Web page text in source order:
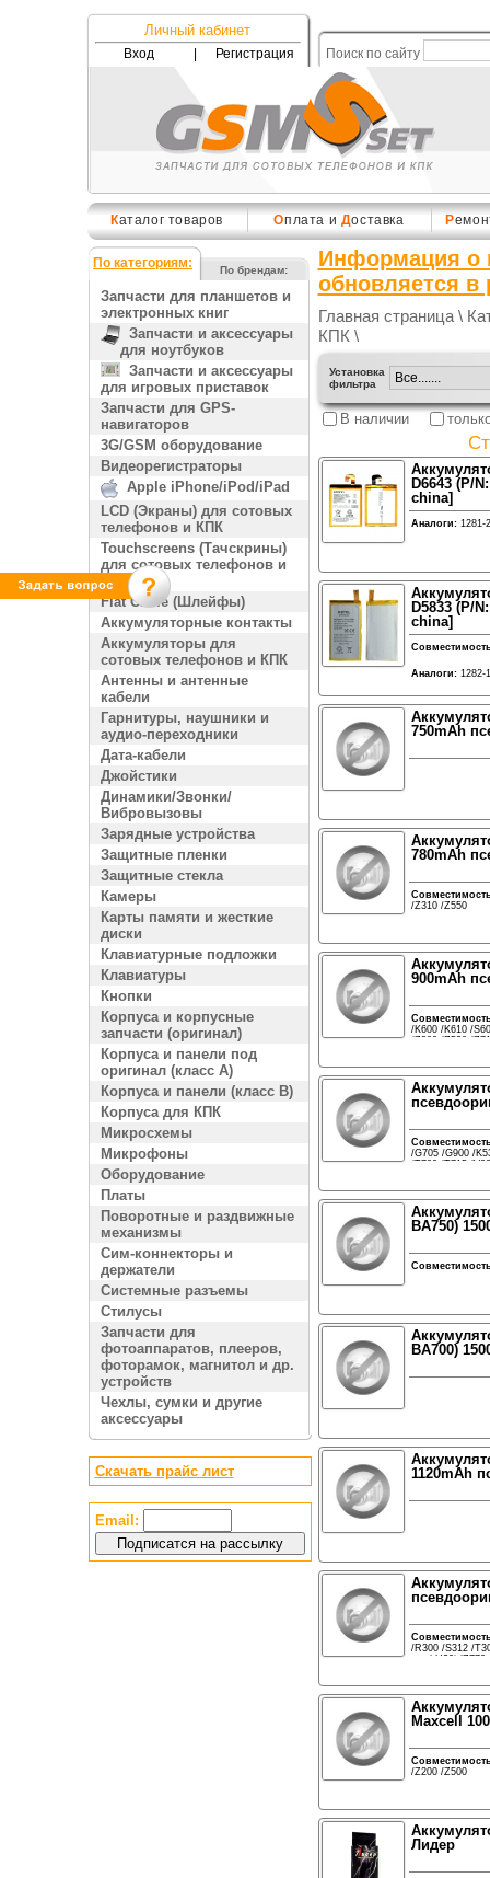
Личный кабинет
Вход Регистрация Поиск по сайту
Каталог товаров Оплата и Доставка Р
По категориям: По брендам:
Запчасти для планшетов и
электронных книг
Запчасти и аксессуары
для ноутбуков
Запчасти и аксессуары
для игровых приставок
Запчасти для GPS-
навигаторов
3G/GSM оборудование
Видеорегистраторы
Apple iPhone/iPod/iPad
LCD (Экраны) для сотовых
телефонов и КПК
Touchscreens (Тачскрины)
для сотовых телефонов и
КПК
Flat Cable (Шлейфы)
Аккумуляторные контакты
Аккумуляторы для
сотовых телефонов и КПК
Антенны и антенные
кабели
Гарнитуры, наушники и
аудио-переходники
Дата-кабели
Джойстики
Динамики/Звонки/
Вибровызовы
Зарядные устройства
Защитные пленки
Защитные стекла
Камеры
Карты памяти и жесткие
диски
Клавиатурные подложки
Клавиатуры
Кнопки
Корпуса и корпусные
запчасти (оригинал)
Корпуса и панели под
оригинал (класс A)
Корпуса и панели (класс B)
Корпуса для КПК
Микросхемы
Микрофоны
Оборудование
Платы
Поворотные и раздвижные
механизмы
Сим-коннекторы и
держатели
Системные разъемы
Стилусы
Запчасти для
фотоаппаратов, плееров,
фоторамок, магнитол и др.
устройств
Чехлы, сумки и другие
аксессуары
Скачать прайс лист
Email:
Информация о
обновляется
Главная страница\
КПК \
Установка
фильтра
В наличии
D6643 (P/
china]
Аналоги: 1281-
D5833 (P/
china]
Аналоги: 1282-
750mAh
780mAh
/Z310 /Z550
900mAh
/K600 /K610 /
/Z300 /Z520 /
/G705 /G900 /
/T700 /T715 /
BA750)
BA700)
1120mAh
/R300 /S312 /
pro / U20i /Z770
Maxcell
/Z200 /Z500
Лидер